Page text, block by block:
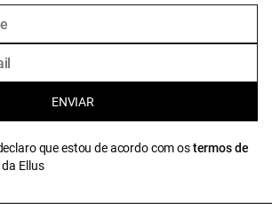
ENVIAR
que estou de acordo com ostermos de
da Ellus